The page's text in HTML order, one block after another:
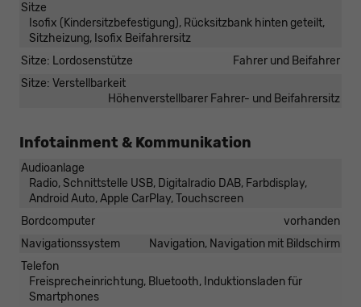
Sitze
Isofix (Kindersitzbefestigung), Rücksitzbank hinten geteilt,
Sitzheizung, Isofix Beifahrersitz
Sitze: Lordosenstütze
Fahrer und Beifahrer
Sitze: Verstellbarkeit
Höhenverstellbarer Fahrer- und Beifahrersitz
Infotainment & Kommunikation
Audioanlage
Radio, Schnittstelle USB, Digitalradio DAB, Farbdisplay,
Android Auto, Apple CarPlay, Touchscreen
Bordcomputer
vorhanden
Navigationssystem
Navigation, Navigation mit Bildschirm
Telefon
Freisprecheinrichtung, Bluetooth, Induktionsladen für
Smartphones